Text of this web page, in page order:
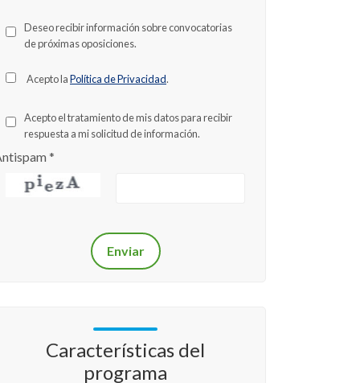
Deseo recibir información sobre convocatorias
de próximas oposiciones.
Acepto laPolítica de Privacidad.
Acepto el tratamiento de mis datos para recibir
respuesta a mi solicitud de información.
*
Características del
programa